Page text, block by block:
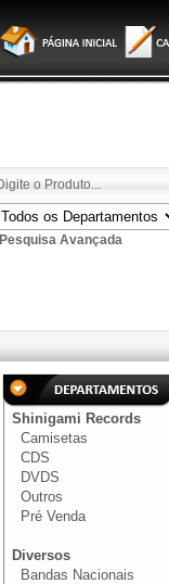
Pesquisa Avançada
Shinigami Records
Camisetas
CDS
DVDS
Outros
Pré Venda
Diversos
Bandas Nacionais